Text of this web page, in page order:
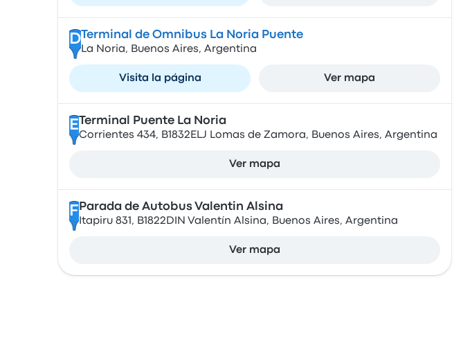
DTerminal de Omnibus La Noria Puente
La Noria, Buenos Aires, Argentina
Visita la página Ver mapa
E Terminal Puente La Noria
Corrientes 434, B1832ELJ Lomas de Zamora, Buenos Aires, Argentina
Ver mapa
F Parada de Autobus Valentin Alsina
Itapiru 831, B1822DIN Valentín Alsina, Buenos Aires, Argentina
Ver mapa